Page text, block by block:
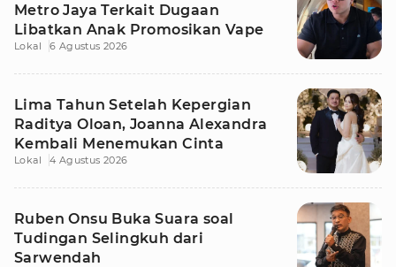
Metro Jaya Terkait Dugaan
Libatkan Anak Promosikan Vape
Lokal 6 Agustus 2026
Lima Tahun Setelah Kepergian
Raditya Oloan, Joanna Alexandra
Kembali Menemukan Cinta
Lokal 4 Agustus 2026
Ruben Onsu Buka Suara soal
Tudingan Selingkuh dari
Sarwendah